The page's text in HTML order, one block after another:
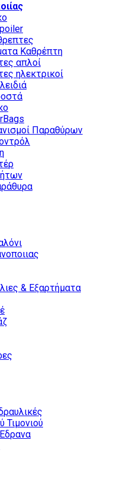
Καθρέπτη
απλοί
ηλεκτρικοί
Παραθύρων
& Εξαρτήματα
Τιμονιού